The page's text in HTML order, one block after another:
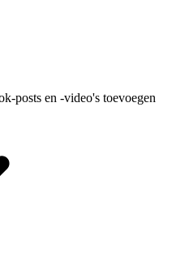
posts en -video's toevoegen